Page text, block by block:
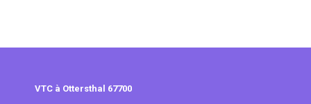
VTC à Ottersthal 67700